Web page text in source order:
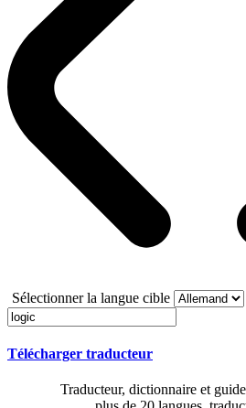
Sélectionner la langue cible
Télécharger traducteur
Traducteur, dictionnaire et